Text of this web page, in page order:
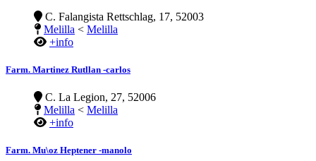
C. Falangista Rettschlag, 17, 52003
Melilla < Melilla
+info
Farm. Martinez Rutllan -carlos
C. La Legion, 27, 52006
Melilla < Melilla
+info
Farm. Mu\oz Heptener -manolo